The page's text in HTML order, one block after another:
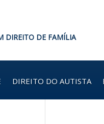
DIREITO DE FAMÍLIA
DIREITO DO AUTISTA